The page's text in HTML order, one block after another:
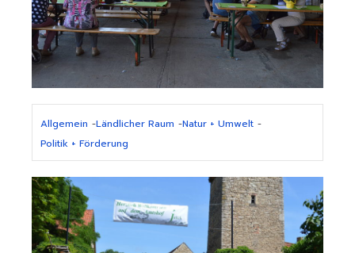
Allgemein -Ländlicher Raum -Natur + Umwelt -
Politik + Förderung